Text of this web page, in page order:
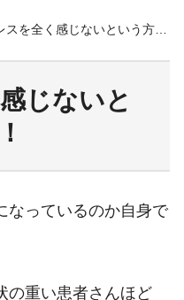
を全く感じないという方は要注意！
じないと
なっているのか自身で
の重い患者さんほど